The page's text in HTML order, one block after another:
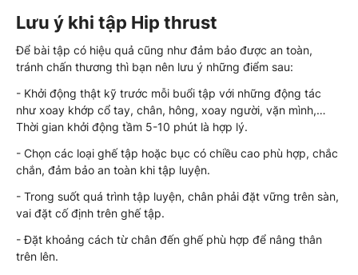
Lưu ý khi tập Hip thrust
Để bài tập có hiệu quả cũng như đảm bảo được an toàn,
tránh chấn thương thì bạn nên lưu ý những điểm sau:
- Khởi động thật kỹ trước mỗi buổi tập với những động tác
như xoay khớp cổ tay, chân, hông, xoay người, vặn mình,…
Thời gian khởi động tầm 5-10 phút là hợp lý.
- Chọn các loại ghế tập hoặc bục có chiều cao phù hợp, chắc
chắn, đảm bảo an toàn khi tập luyện.
- Trong suốt quá trình tập luyện, chân phải đặt vững trên sàn,
vai đặt cố định trên ghế tập.
- Đặt khoảng cách từ chân đến ghế phù hợp để nâng thân
trên lên.